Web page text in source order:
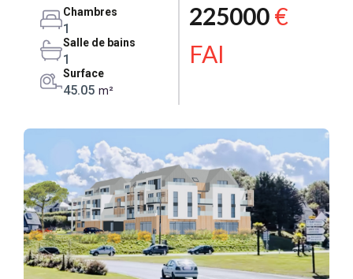
Chambres
1
Salle de bains
1
Surface
45.05 m²
225000€
FAI